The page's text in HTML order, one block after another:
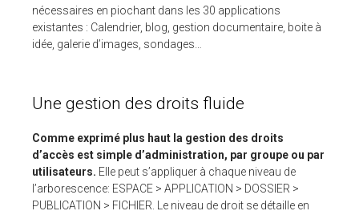
nécessaires en piochant dans les 30 applications
existantes : Calendrier, blog, gestion documentaire, boite à
idée, galerie d’images, sondages…
Une gestion des droits fluide
Comme exprimé plus haut la gestion des droits
d’accès est simple d’administration, par groupe ou par
utilisateurs. Elle peut s’appliquer à chaque niveau de
l’arborescence: ESPACE > APPLICATION > DOSSIER >
PUBLICATION > FICHIER. Le niveau de droit se détaille en